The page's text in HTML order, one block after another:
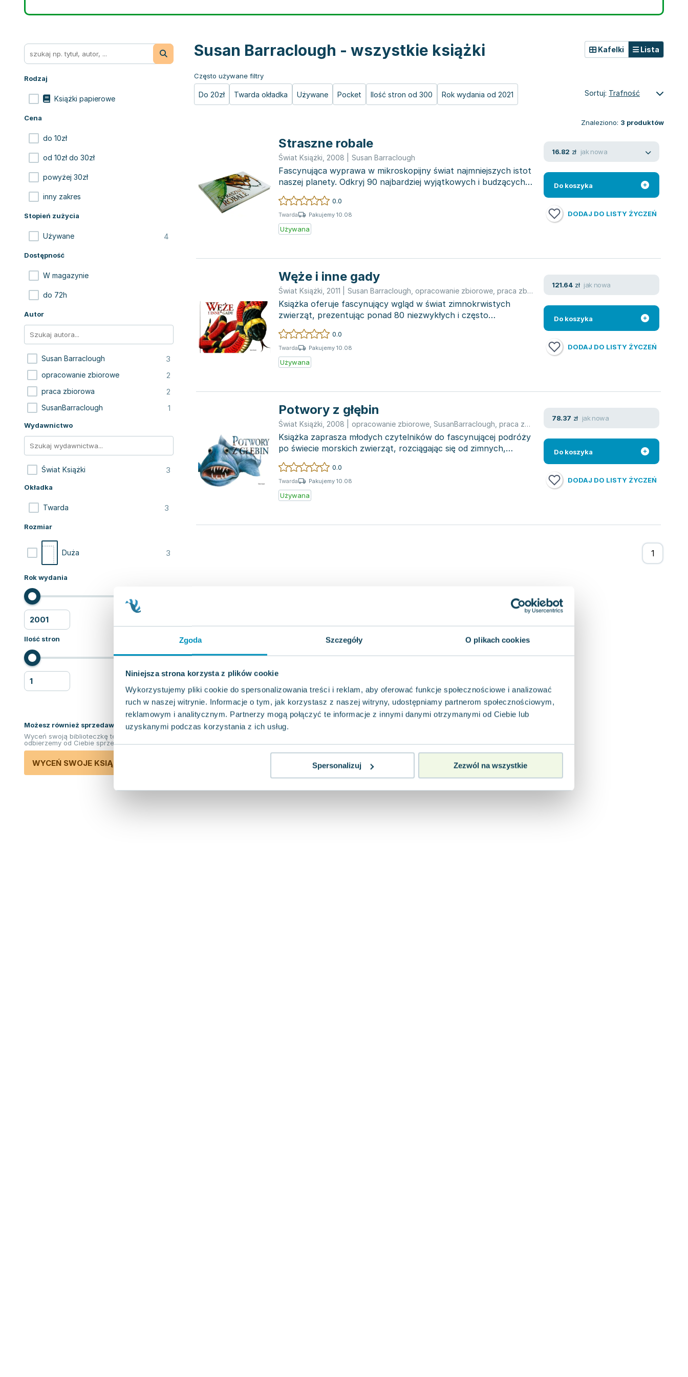
Zgoda Szczegóły O plikach cookies
Niniejsza strona korzysta z plików cookie
Wykorzystujemy pliki cookie do spersonalizowania treści i reklam, aby oferować funkcje społecznościowe i analizować
ruch w naszej witrynie. Informacje o tym, jak korzystasz z naszej witryny, udostępniamy partnerom społecznościowym,
reklamowym i analitycznym. Partnerzy mogą połączyć te informacje z innymi danymi otrzymanymi od Ciebie lub
uzyskanymi podczas korzystania z ich usług.
Spersonalizuj Zezwól na wszystkie
Rodzaj
Książki papierowe
Cena
do 10zł
od 10zł do 30zł
powyżej 30zł
inny zakres
Stopień zużycia
Używane 4
Dostępność
W magazynie
do 72h
Autor
Susan Barraclough 3
opracowanie zbiorowe 2
praca zbiorowa 2
SusanBarraclough 1
Wydawnictwo
Świat Książki 3
Okładka
Twarda 3
Rozmiar
Duża 3
Rok wydania
Ilość stron
Możesz również sprzedawać ksiązki!
Wyceń swoją biblioteczkę teraz. Odkupimy i
odbierzemy od Ciebie sprzedane książki.
WYCEŃ SWOJE KSIĄŻKI
Susan Barraclough - wszystkie książki
Często używane filtry
Do 20zł Twarda okładka Używane Pocket Ilość stron od 300 Rok wydania od 2021
Kafelki Lista
Sortuj: Trafność
Znaleziono: 3 produktów
Straszne robale
Świat Książki 2008 Susan Barraclough
Fascynująca wyprawa w mikroskopijny świat najmniejszych istot
naszej planety. Odkryj 90 najbardziej wyjątkowych i budzących
grozę...
0.0
Twarda Pakujemy 10.08
Używana
16.82 zł jak nowa
Do koszyka
DODAJ DO LISTY ŻYCZEŃ
Węże i inne gady
Świat Książki 2011 Susan Barraclough opracowanie zbiorowe praca zbiorowa
Książka oferuje fascynujący wgląd w świat zimnokrwistych
zwierząt, prezentując ponad 80 niezwykłych i często
niebezpiecznych gatun...
0.0
Twarda Pakujemy 10.08
Używana
121.64 zł jak nowa
Do koszyka
DODAJ DO LISTY ŻYCZEŃ
Potwory z głębin
Świat Książki 2008 opracowanie zbiorowe SusanBarraclough praca zbiorowa Susan Barraclough
Książka zaprasza młodych czytelników do fascynującej podróży
po świecie morskich zwierząt, rozciągając się od zimnych,
arktycznych...
0.0
Twarda Pakujemy 10.08
Używana
78.37 zł jak nowa
Do koszyka
DODAJ DO LISTY ŻYCZEŃ